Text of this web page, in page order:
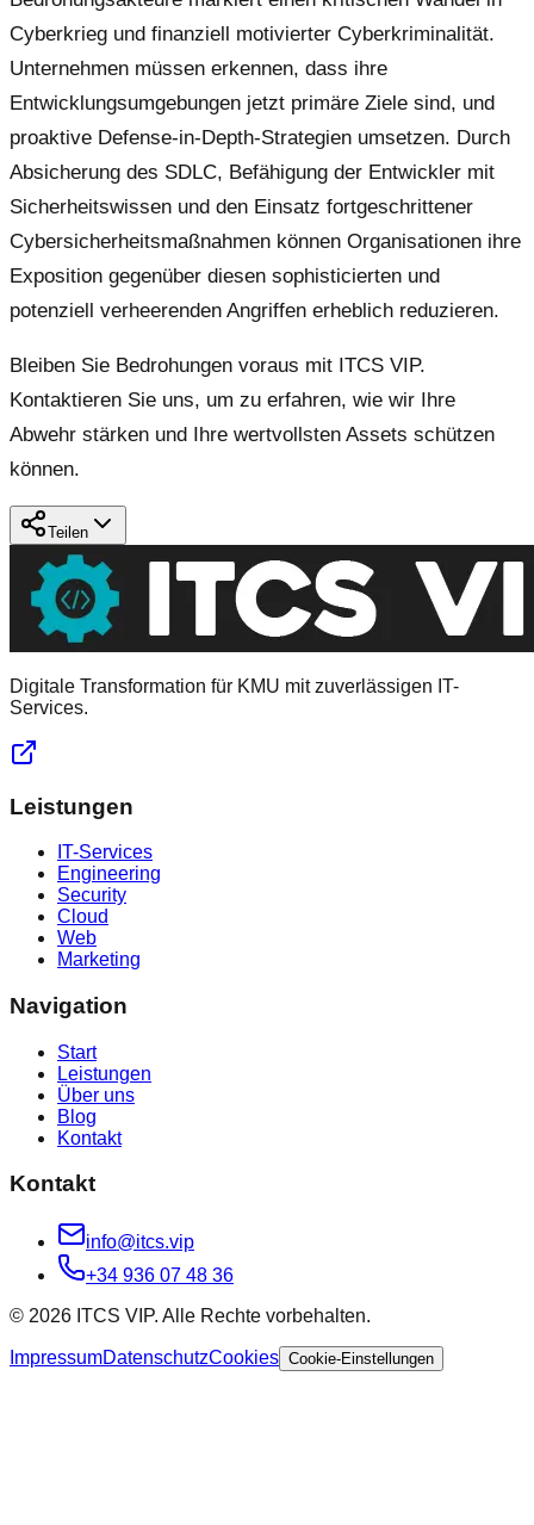
Cyberkrieg und finanziell motivierter Cyberkriminalität.
Unternehmen müssen erkennen, dass ihre
Entwicklungsumgebungen jetzt primäre Ziele sind, und
proaktive Defense-in-Depth-Strategien umsetzen. Durch
Absicherung des SDLC, Befähigung der Entwickler mit
Sicherheitswissen und den Einsatz fortgeschrittener
Cybersicherheitsmaßnahmen können Organisationen ihre
Exposition gegenüber diesen sophisticierten und
potenziell verheerenden Angriffen erheblich reduzieren.
Bleiben Sie Bedrohungen voraus mit ITCS VIP.
Kontaktieren Sie uns, um zu erfahren, wie wir Ihre
Abwehr stärken und Ihre wertvollsten Assets schützen
können.
Teilen
Digitale Transformation für KMU mit zuverlässigen IT-
Services.
Leistungen
IT-Services
Engineering
Security
Cloud
Web
Marketing
Navigation
Start
Leistungen
Über uns
Blog
Kontakt
Kontakt
info@itcs.vip
+34 936 07 48 36
© 2026 ITCS VIP. Alle Rechte vorbehalten.
ImpressumDatenschutzCookies Cookie-Einstellungen